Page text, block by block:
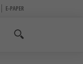
E-PAPER